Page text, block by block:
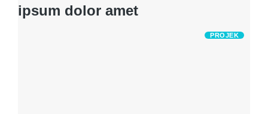
ipsum dolor amet
PROJEK